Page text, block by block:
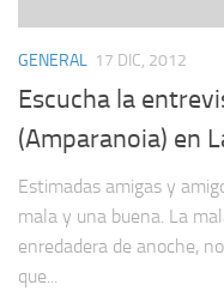
GENERAL 17 DIC, 2012
Escucha la
(Amparanoia) en
Estimadas amigas y
mala y una buena. La
enredadera de anoche,
que...